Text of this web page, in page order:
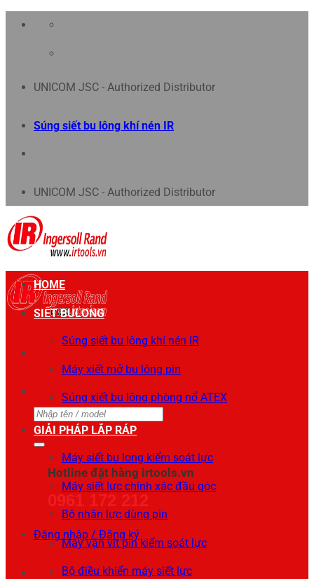
Chuyển
UNICOM JSC - Authorized Distributor
Súng siết bu lông khí nén IR
UNICOM JSC - Authorized Distributor
Tìm
kiếm:
Hotline đặt hàng irtools.vn
0961 172 212
Đăng nhập / Đăng ký
HOME
SIẾT BULONG
Súng siết bu lông khí nén IR
Máy xiết mở bu lông pin
Súng xiết bu lông phòng nổ ATEX
GIẢI PHÁP LẮP RÁP
Máy siết bu long kiểm soát lực
Máy siết lực chính xác đầu góc
Bộ nhân lực dùng pin
Máy vặn vít pin kiểm soát lực
Bộ điều khiển máy siết lực